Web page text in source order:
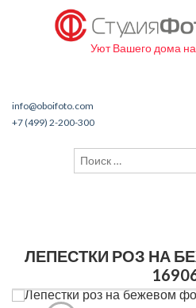
Уют Вашего дома
info@oboifoto.com
+7 (499) 2-200-300
ЛЕПЕСТКИ РОЗ НА